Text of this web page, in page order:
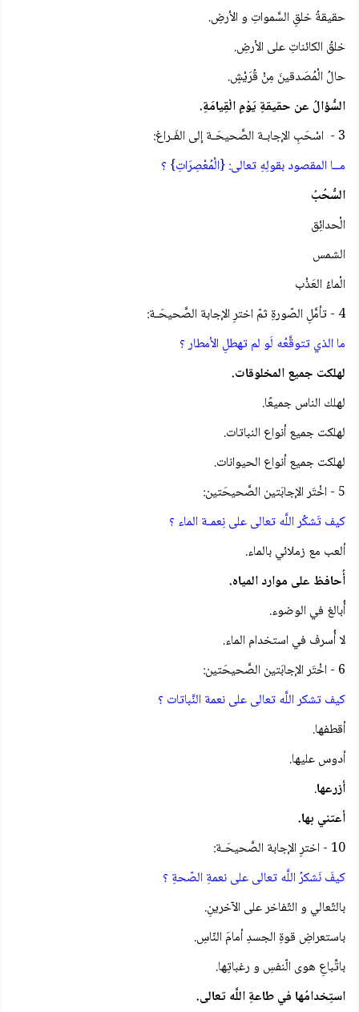
حقيقةُ خلقِ السَّمواتِ و الأرضِ.
خلقُ الكائناتِ على الأرضِ.
حالُ الْمُصَدقينَ مِنْ قُرَيْشٍ.
السُّؤالُ عن حقيقةِ يَوْمِ الْقِيامَةِ.
3 - اسْحَبِ الإجابـة الصَّحيحَـة إلى الفَـراغ:
مــا المقصود بقولِهِ تعالى: {الْمُعْصِرَاتِ} ؟
السُّحُبُ
الْحدائِق
الشمس
الْماءُ العَذْب
4 - تأمَّلِ الصّورةِ ثمّ اخترِ الإجابة الصَّحيحَـة:
ما الذي تتوقَّعُه لَو لم تهطلِ الأمطار ؟
لهلكت جميع المخلوقات.
لهلك الناس جميعًا.
لهلكت جميع أنواع النباتات.
لهلكت جميع أنواع الحيوانات.
5 - اخْتَر الإجابَتين الصَّحيحَتين:
كيف تَشكُر اللَّه تعالى على نِعمـة الماء ؟
ألعب مع زملائي بالماء.
أُحافظ على موارد المياه.
أُبالغ في الوضوء.
لا أُسرف في استخدام الماء.
6 - اخْتَر الإجابَتين الصَّحيحَتين:
كيف تشكر اللَّه تعالى على نعمة النَّباتات ؟
أقطفها.
أدوس عليها.
أزرعها.
أعتني بها.
10 - اخترِ الإجابة الصَّحيحَـة:
كيفَ نَشكرُ اللَّه تعالى على نعمةِ الصّحةِ ؟
بالتّعالي و التّفاخر على الآخرينِ.
باستعراضِ قوةِ الجسدِ أمامَ النّاسِ.
باتِّباعِ هوى الّنفسِ و رغباتِها.
استِخدامُها في طاعةِ اللَّه تعالى.